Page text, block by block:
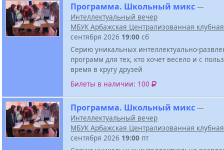
Программа. Школьный микс —
Интеллектуальный вечер
МБУК Арбажская Централизованная
сентября 2026 19:00 сб
Серию уникальных интеллектуально-
программ для тех, кто хочет весело и с
время в кругу друзей
Билеты в наличии: 100
Программа. Школьный микс —
Интеллектуальный вечер
МБУК Арбажская Централизованная
сентября 2026 19:00 пт